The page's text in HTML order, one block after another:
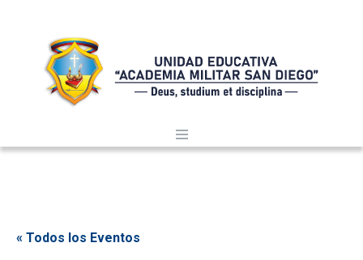
« Todos los Eventos